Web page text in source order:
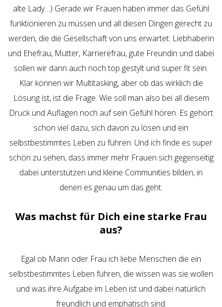
alte Lady…) Gerade wir Frauen haben immer das Gefühl
funktionieren zu müssen und all diesen Dingen gerecht zu
werden, die die Gesellschaft von uns erwartet: Liebhaberin
und Ehefrau, Mutter, Karrierefrau, gute Freundin und dabei
sollen wir dann auch noch top gestylt und super fit sein.
Klar können wir Multitasking, aber ob das wirklich die
Lösung ist, ist die Frage. Wie soll man also bei all diesem
Druck und Auflagen noch auf sein Gefühl hören. Es gehört
schon viel dazu, sich davon zu lösen und ein
selbstbestimmtes Leben zu führen. Und ich finde es super
schön zu sehen, dass immer mehr Frauen sich gegenseitig
dabei unterstützen und kleine Communities bilden, in
denen es genau um das geht.
Was machst für Dich eine starke Frau
aus?
Egal ob Mann oder Frau ich liebe Menschen die ein
selbstbestimmtes Leben führen, die wissen was sie wollen
und was ihre Aufgabe im Leben ist und dabei natürlich
freundlich und emphatisch sind.